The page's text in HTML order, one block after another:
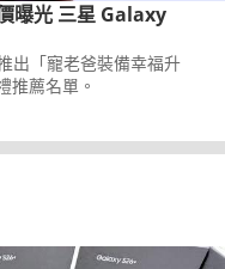
曝光 三星 Galaxy
出「寵老爸裝備幸福升
推薦名單。